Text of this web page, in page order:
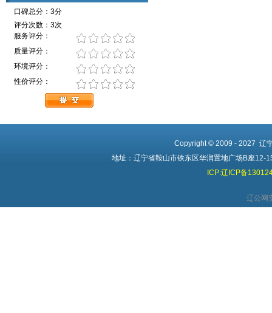
口碑总分：3分
评分次数：3次
服务评分：
质量评分：
环境评分：
性价评分：
Copyright © 2009 - 2027 辽
地址：辽宁省鞍山市铁东区华润置地广场B座
ICP:辽ICP备
辽公网